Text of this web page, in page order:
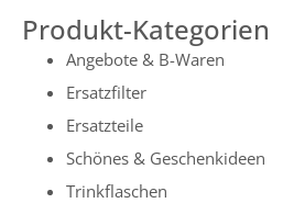
Produkt-Kategorien
Angebote & B-Waren
Ersatzfilter
Ersatzteile
Schönes & Geschenkideen
Trinkflaschen